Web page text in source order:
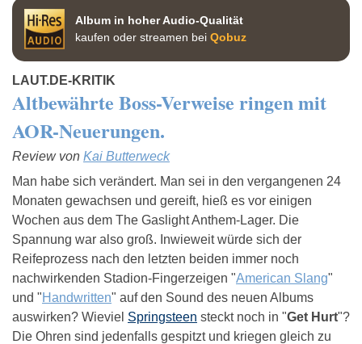
Album in hoher Audio-Qualität
kaufen oder streamen bei Qobuz
LAUT.DE-KRITIK
Altbewährte Boss-Verweise ringen mit
AOR-Neuerungen.
Review von Kai Butterweck
Man habe sich verändert. Man sei in den vergangenen 24
Monaten gewachsen und gereift, hieß es vor einigen
Wochen aus dem The Gaslight Anthem-Lager. Die
Spannung war also groß. Inwieweit würde sich der
Reifeprozess nach den letzten beiden immer noch
nachwirkenden Stadion-Fingerzeigen "American Slang"
und "Handwritten" auf den Sound des neuen Albums
auswirken? Wieviel Springsteen steckt noch in "Get Hurt"?
Die Ohren sind jedenfalls gespitzt und kriegen gleich zu